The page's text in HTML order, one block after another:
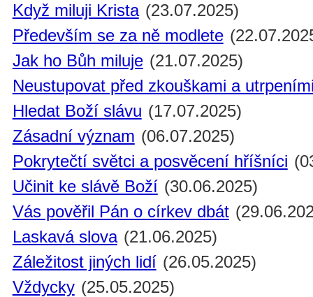
Když miluji Krista (23.07.2025)
Především se za ně modlete
Jak ho Bůh miluje (21.07.2025)
Neustupovat před zkouškami a
Hledat Boží slávu (17.07.2025)
Zásadní význam (06.07.2025)
Pokrytečtí světci a posvěcení hříšníci
Učinit ke slávě Boží (30.06.2025)
Vás pověřil Pán o církev dbát
Laskavá slova (21.06.2025)
Záležitost jiných lidí (26.05.2025)
Vždycky (25.05.2025)